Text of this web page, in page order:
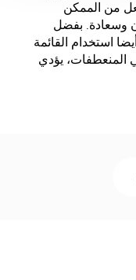
من الممكن
وسعادة. بفضل
استخدام القائمة
المنعطفات، يؤدي